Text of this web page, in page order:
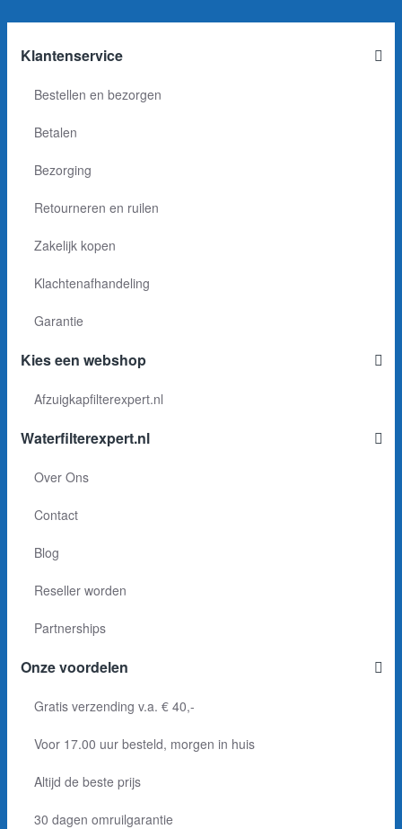
Klantenservice
Bestellen en bezorgen
Betalen
Bezorging
Retourneren en ruilen
Zakelijk kopen
Klachtenafhandeling
Garantie
Kies een webshop
Afzuigkapfilterexpert.nl
Waterfilterexpert.nl
Over Ons
Contact
Blog
Reseller worden
Partnerships
Onze voordelen
Gratis verzending v.a. € 40,-
Voor 17.00 uur besteld, morgen in huis
Altijd de beste prijs
30 dagen omruilgarantie